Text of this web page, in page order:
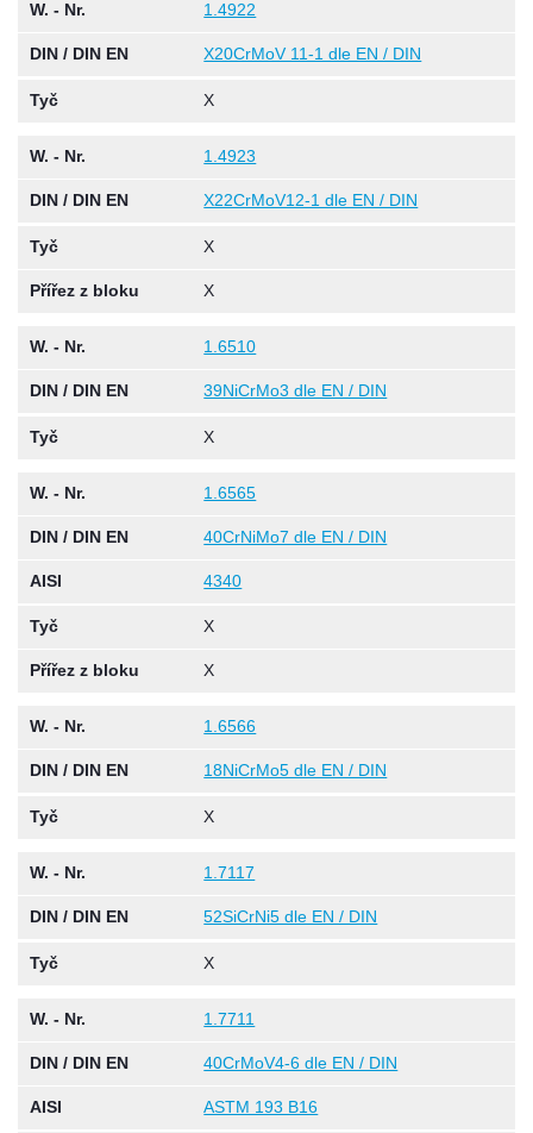
W. - Nr. 1.4922
DIN / DIN EN X20CrMoV 11-1 dle EN / DIN
Tyč X
W. - Nr. 1.4923
DIN / DIN EN X22CrMoV12-1 dle EN / DIN
Tyč X
Přířez z bloku X
W. - Nr. 1.6510
DIN / DIN EN 39NiCrMo3 dle EN / DIN
Tyč X
W. - Nr. 1.6565
DIN / DIN EN 40CrNiMo7 dle EN / DIN
AISI 4340
Tyč X
Přířez z bloku X
W. - Nr. 1.6566
DIN / DIN EN 18NiCrMo5 dle EN / DIN
Tyč X
W. - Nr. 1.7117
DIN / DIN EN 52SiCrNi5 dle EN / DIN
Tyč X
W. - Nr. 1.7711
DIN / DIN EN 40CrMoV4-6 dle EN / DIN
AISI ASTM 193 B16